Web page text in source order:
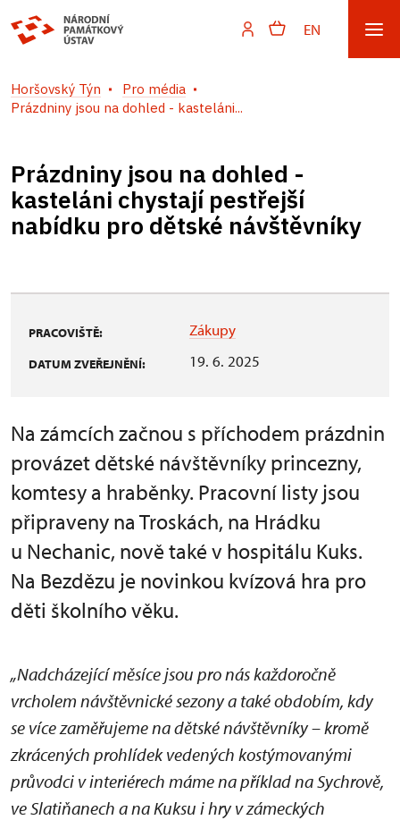
EN
Horšovský Týn
Pro média
Prázdniny jsou na dohled - kasteláni...
Prázdniny jsou na dohled -
kasteláni chystají pestřejší
nabídku pro dětské návštěvníky
PRACOVIŠTĚ: Zákupy
DATUM ZVEŘEJNĚNÍ: 19. 6. 2025
Na zámcích začnou s příchodem prázdnin
provázet dětské návštěvníky princezny,
komtesy a hraběnky. Pracovní listy jsou
připraveny na Troskách, na Hrádku
u Nechanic, nově také v hospitálu Kuks.
Na Bezdězu je novinkou kvízová hra pro
děti školního věku.
„Nadcházející měsíce jsou pro nás každoročně
vrcholem návštěvnické sezony a také obdobím, kdy
se více zaměřujeme na dětské návštěvníky – kromě
zkrácených prohlídek vedených kostýmovanými
průvodci v interiérech máme na příklad na Sychrově,
ve Slatiňanech a na Kuksu i hry v zámeckých